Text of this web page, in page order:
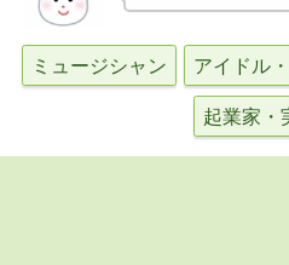
ミュージシャン アイドル
起業家・